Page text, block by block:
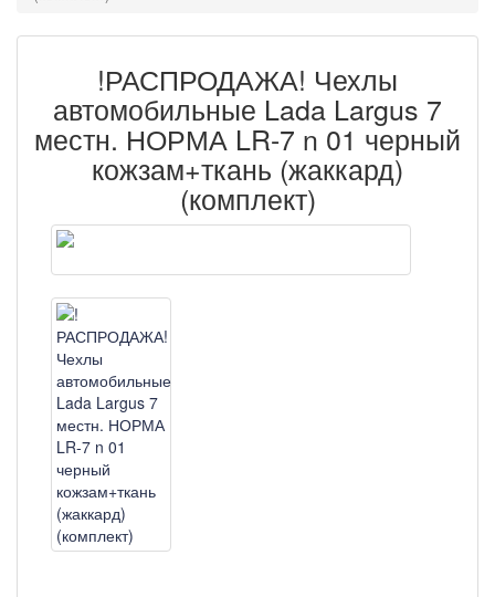
!РАСПРОДАЖА! Чехлы
автомобильные Lada Largus 7
местн. НОРМА LR-7 n 01 черный
кожзам+ткань (жаккард)
(комплект)